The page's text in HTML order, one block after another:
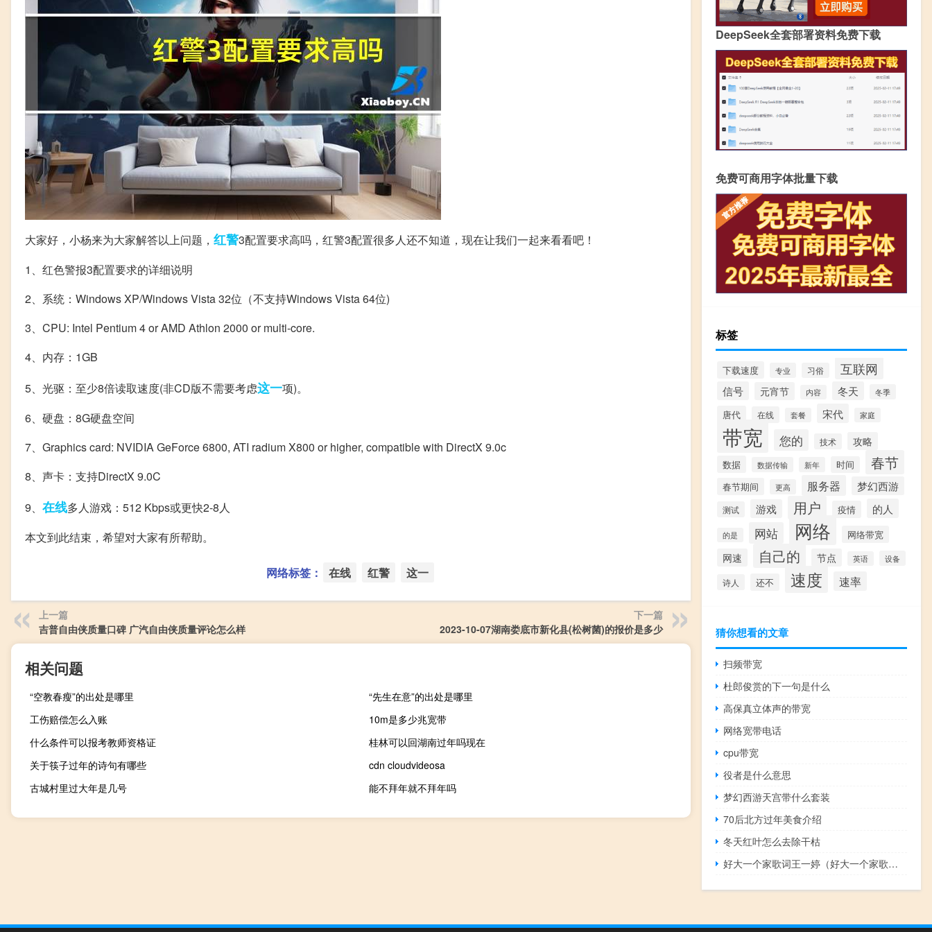
大家好，小杨来为大家解答以上问题， 红警3配置要求高吗，红警3配置很多人还不知道，现在让我们一起来看看吧！
1、红色警报3配置要求的详细说明
2、系统：Windows XP/Windows Vista 32位（不支持Windows Vista 64位)
3、CPU: Intel Pentium 4 or AMD Athlon 2000 or multi-core.
4、内存：1GB
5、光驱：至少8倍读取速度(非CD版不需要考虑这一项)。
6、硬盘：8G硬盘空间
7、Graphics card: NVIDIA GeForce 6800, ATI radium X800 or higher, compatible with DirectX 9.0c
8、声卡：支持DirectX 9.0C
9、 在线多人游戏：512 Kbps或更快2-8人
本文到此结束，希望对大家有所帮助。
网络标签： 在线 红警 这一
上一篇
吉普自由侠质量口碑 广汽自由侠质量评论怎么样
下一篇
2023-10-07湖南娄底市新化县(松树菌)的报价是多少
相关问题
“空教春瘦”的出处是哪里
“先生在意”的出处是哪里
工伤赔偿怎么入账
10m是多少兆宽带
什么条件可以报考教师资格证
桂林可以回湖南过年吗现在
关于筷子过年的诗句有哪些
cdn cloudvideosa
古城村里过大年是几号
能不拜年就不拜年吗
DeepSeek全套部署资料免费下载
免费可商用字体批量下载
标签
下载速度 专业 习俗 互联网
信号 元宵节 内容 冬天 冬季
唐代 在线 套餐 宋代 家庭
带宽 您的 技术 攻略
数据 数据传输 新年 时间 春节
春节期间 更高 服务器 梦幻西游
测试 游戏 用户 疫情 的人
的是 网站 网络 网络带宽
网速 自己的 节点 英语 设备
诗人 还不 速度 速率
猜你想看的文章
扫频带宽
杜郎俊赏的下一句是什么
高保真立体声的带宽
网络宽带电话
cpu带宽
役者是什么意思
梦幻西游天宫带什么套装
70后北方过年美食介绍
冬天红叶怎么去除干枯
好大一个家歌词王一婷（好大一个家歌词）